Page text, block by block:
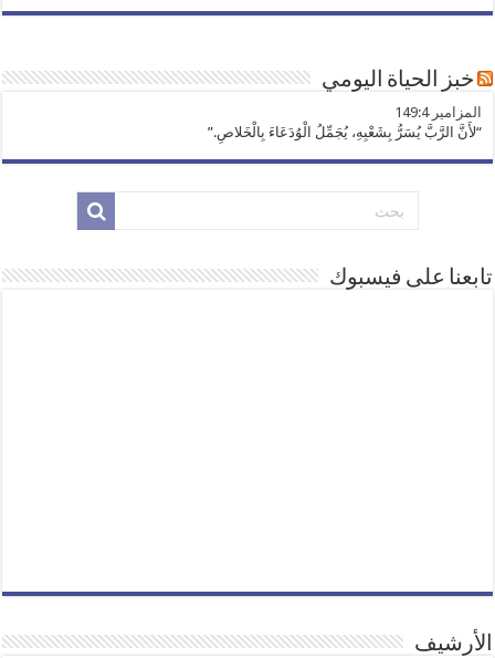
خبز الحياة اليومي
ﺍﻟﻤﺰﺍﻣﻴﺮ 149:4
“لأَنَّ الرَّبَّ يُسَرُّ بِشَعْبِهِ، يُجَمِّلُ الْوُدَعَاءَ بِالْخَلاصِ.”
تابعنا على فيسبوك
الأرشيف